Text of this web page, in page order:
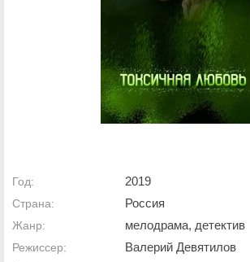
Год: 2019
Страна: Россия
Жанр: мелодрама, детектив
Режиссер: Валерий Девятилов